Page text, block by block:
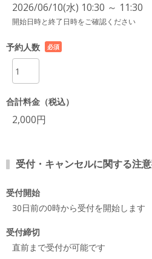
2026/06/10(水) 10:30 ～ 11:30
開始日時と終了日時をご確認ください
予約人数
必須
合計料金（税込）
2,000円
受付・キャンセルに関する注
受付開始
30日前の0時から受付を開始します
受付締切
直前まで受付が可能です